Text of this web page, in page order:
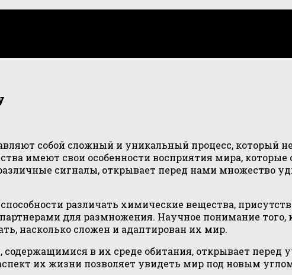
собой сложный и уникальный процесс, который
имеют свои особенности восприятия мира,
сигналы, открывает перед нами множество
различать химические вещества,
для размножения. Научное понимание
насколько сложен и адаптирован их мир.
в их среде обитания, открывает перед
их жизни позволяет увидеть мир под новым